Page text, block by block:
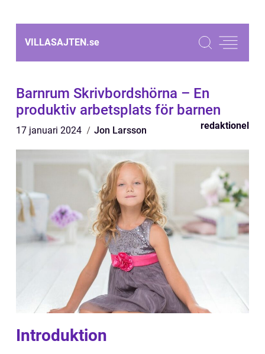
VILLASAJTEN.se
Barnrum Skrivbordshörna – En
produktiv arbetsplats för barnen
17 januari 2024 Jon Larsson redaktionel
Introduktion